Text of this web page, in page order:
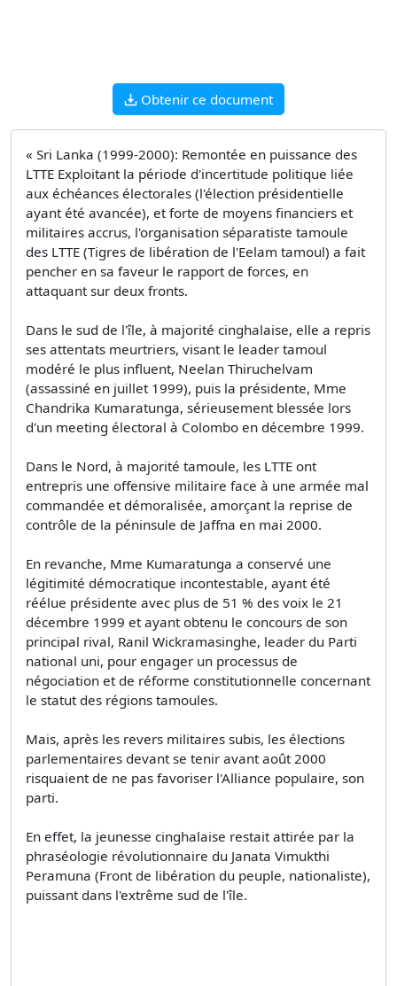
Obtenir ce document
« Sri Lanka (1999-2000): Remontée en puissance des
LTTE Exploitant la période d'incertitude politique liée
aux échéances électorales (l'élection présidentielle
ayant été avancée), et forte de moyens financiers et
militaires accrus, l'organisation séparatiste tamoule
des LTTE (Tigres de libération de l'Eelam tamoul) a fait
pencher en sa faveur le rapport de forces, en
attaquant sur deux fronts.
Dans le sud de l'île, à majorité cinghalaise, elle a repris
ses attentats meurtriers, visant le leader tamoul
modéré le plus influent, Neelan Thiruchelvam
(assassiné en juillet 1999), puis la présidente, Mme
Chandrika Kumaratunga, sérieusement blessée lors
d'un meeting électoral à Colombo en décembre 1999.
Dans le Nord, à majorité tamoule, les LTTE ont
entrepris une offensive militaire face à une armée mal
commandée et démoralisée, amorçant la reprise de
contrôle de la péninsule de Jaffna en mai 2000.
En revanche, Mme Kumaratunga a conservé une
légitimité démocratique incontestable, ayant été
réélue présidente avec plus de 51 % des voix le 21
décembre 1999 et ayant obtenu le concours de son
principal rival, Ranil Wickramasinghe, leader du Parti
national uni, pour engager un processus de
négociation et de réforme constitutionnelle concernant
le statut des régions tamoules.
Mais, après les revers militaires subis, les élections
parlementaires devant se tenir avant août 2000
risquaient de ne pas favoriser l'Alliance populaire, son
parti.
En effet, la jeunesse cinghalaise restait attirée par la
phraséologie révolutionnaire du Janata Vimukthi
Peramuna (Front de libération du peuple, nationaliste),
puissant dans l'extrême sud de l'île.